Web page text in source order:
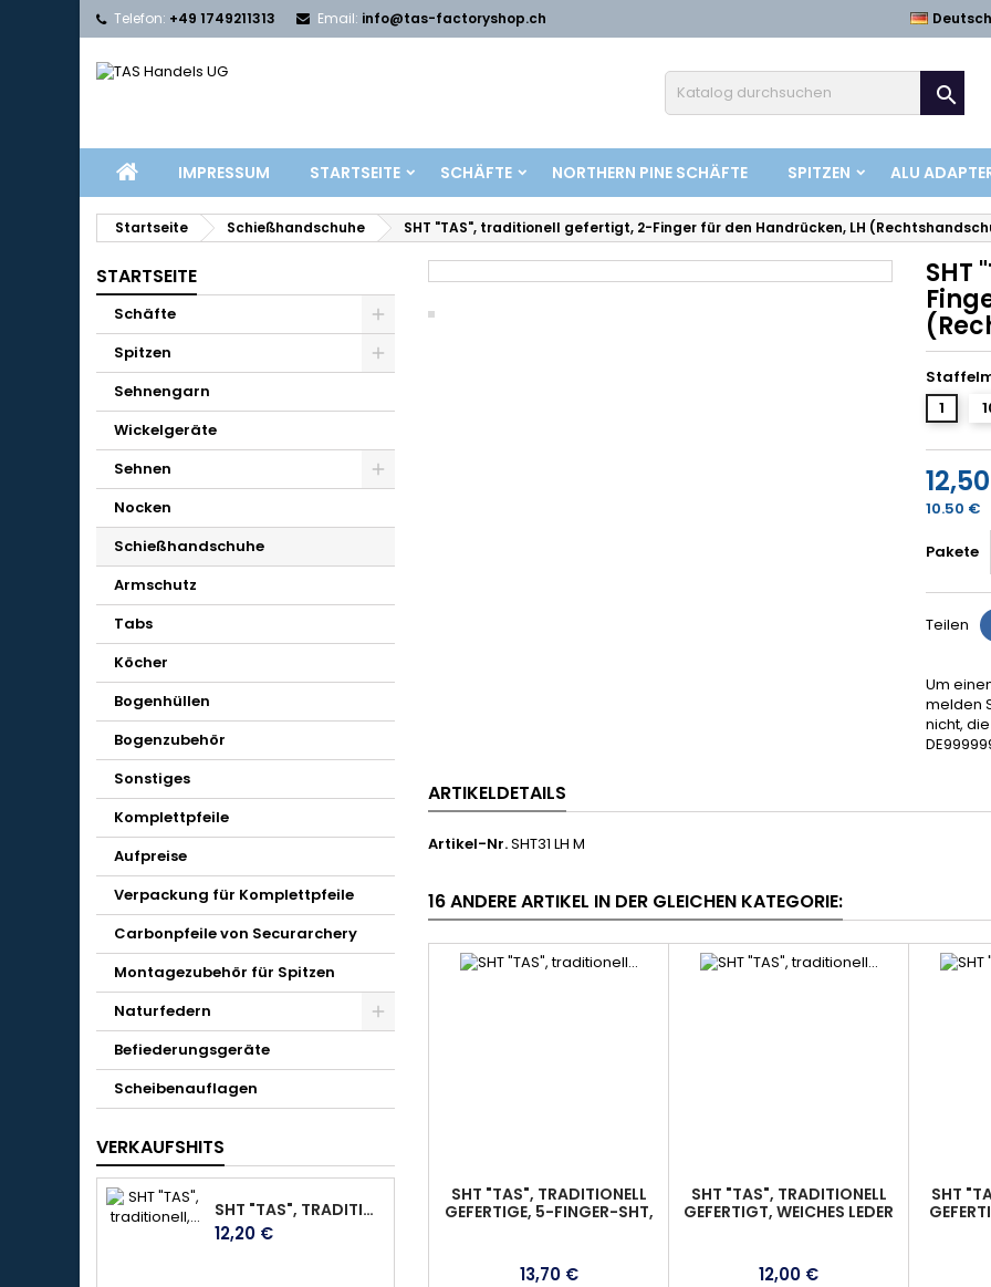
Telefon: +49 1749211313 Email: info@tas-factoryshop.ch Deutsch

IMPRESSUM STARTSEITE SCHÄFTE NORTHERN PINE SCHÄFTE SPITZEN ALU
Startseite Schießhandschuhe SHT "TAS", traditionell gefertigt, 2-Finger für den Handrücken, LH
STARTSEITE
Schäfte
Spitzen
Sehnengarn
Wickelgeräte
Sehnen
Nocken
Schießhandschuhe
Armschutz
Tabs
Köcher
Bogenhüllen
Bogenzubehör
Sonstiges
Komplettpfeile
Aufpreise
Verpackung für Komplettpfeile
Carbonpfeile von Securarchery
Montagezubehör für Spitzen
Naturfedern
Befiederungsgeräte
Scheibenauflagen
VERKAUFSHITS
SHT "TAS", TRADITIONELL, AUS DUNKELBRAUNEM WEICHEM LEDER, MIT KLETTVERSCHLUSS, GR. M
Preis
12,20 €
SHT
1
10.50 €
Pakete
Teilen
Um
melden
nicht,
ARTIKELDETAILS
Artikel-Nr.SHT31 LH M
16 ANDERE ARTIKEL IN DER GLEICHEN KATEGORIE:
SHT "TAS", TRADITIONELL
GEFERTIGE, 5-FINGER-SHT,
GR.XXL
Preis
13,70 €
SHT "TAS", TRADITIONELL
GEFERTIGT, WEICHES LEDER
FINGERKUPPEN, DEERSKIN,
GR.M
Preis
12,00 €
SHT